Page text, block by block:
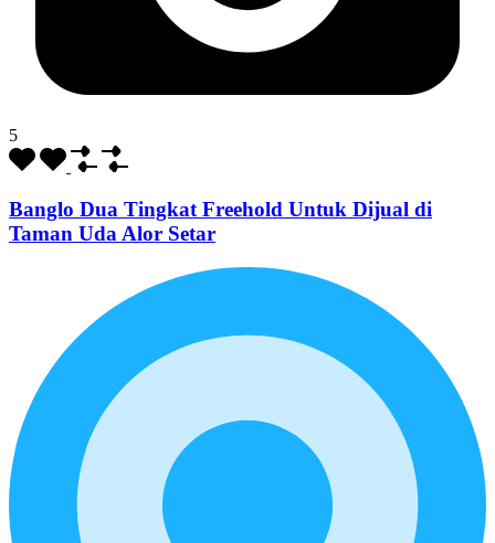
5
Banglo Dua Tingkat Freehold Untuk Dijual di
Taman Uda Alor Setar